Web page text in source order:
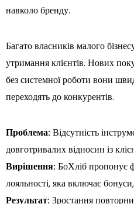
навколо бренду.
Багато власників малого
утримання клієнтів. Нових
без системної роботи вони
переходять до конкурентів.
Проблема: Відсутність
довготривалих відносин із
Вирішення: БоХліб пропонує
лояльності, яка включає
Результат: Зростання